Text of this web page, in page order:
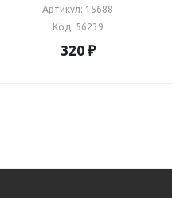
Артикул: 15688
Код: 56239
320₽